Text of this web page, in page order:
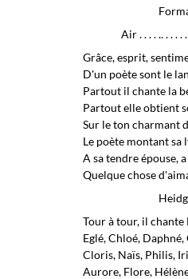
Air . . . . .. . . . .
Grâce, esprit,
D'un poète sont le
Partout il chante la
Partout elle obtient
Sur le ton charmant
Le poète montant sa
A sa tendre épouse,
Quelque chose
Tour à tour, il chante
Eglé, Chloé,
Cloris, Naïs, Philis,
Aurore, Flore,